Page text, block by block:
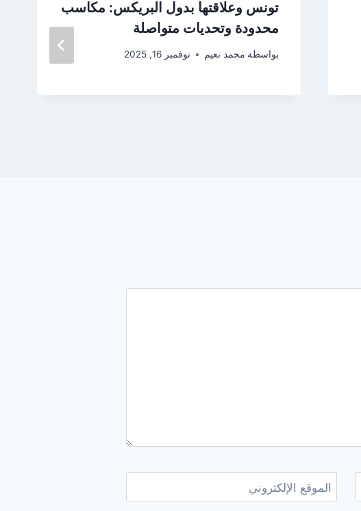
تونس وعلاقتها بدول البريكس: مكاسب
محدودة وتحديات متواصلة
بواسطة محمد نعيم نوفمبر 16, 2025
الموقع الإلكتروني